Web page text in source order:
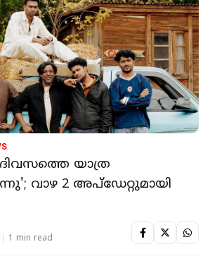
യാത്ര
വാഴ 2 അപ്‌ഡേറ്റുമായി
1 min read